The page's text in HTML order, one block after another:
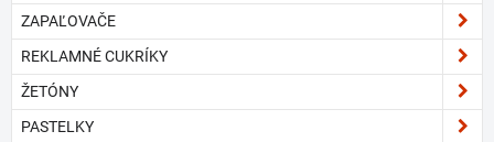
ZAPAĽOVAČE
REKLAMNÉ CUKRÍKY
ŽETÓNY
PASTELKY